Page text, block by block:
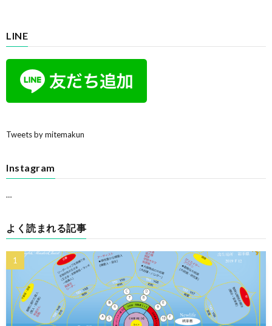
LINE
Tweets by mitemakun
Instagram
…
よく読まれる記事